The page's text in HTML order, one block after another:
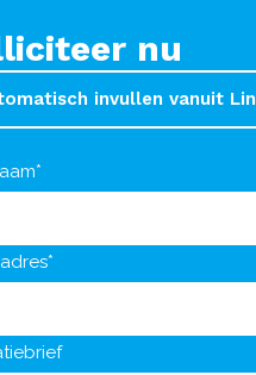
nu
invullen vanuit